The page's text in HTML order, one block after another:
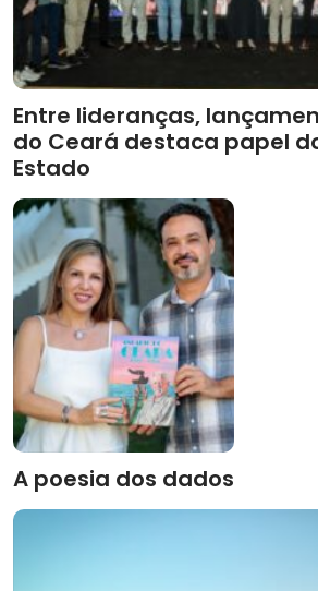
Entre lideranças,
do Ceará destaca papel
Estado
A poesia dos dados